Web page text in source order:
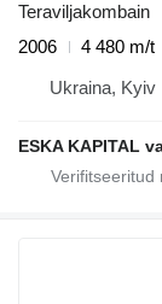
Teraviljakombain
2006
4 480 m/t
Ukraina, Kyiv
ESKA KAPITAL